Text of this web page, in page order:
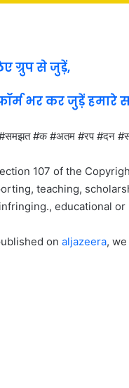
ग्रुप से जुड़ें,
भर कर जुड़ें हमारे
#क #अतम #रप #दन
107 of the
teaching,
educational
on aljazeera,